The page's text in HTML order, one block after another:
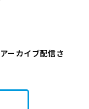
ーカイブ配信さ